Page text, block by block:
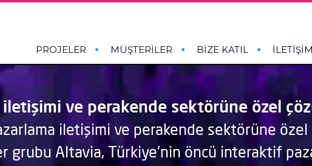
PROJELER MÜŞTERİLER BİZE KATIL İLETİŞİM
iletişimi ve perakende sektörüne özel
iletişimi ve perakende sektörüne
grubu Altavia, Türkiye'nin öncü interaktif